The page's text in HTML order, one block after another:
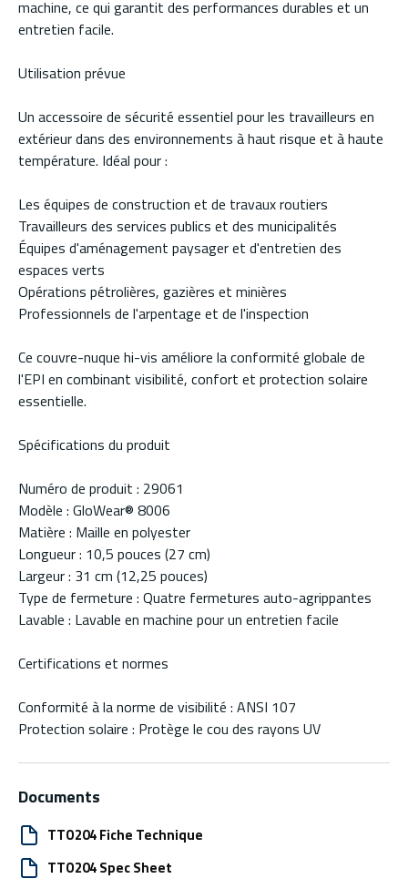
machine, ce qui garantit des performances durables et un
entretien facile.
Utilisation prévue
Un accessoire de sécurité essentiel pour les travailleurs en
extérieur dans des environnements à haut risque et à haute
température. Idéal pour :
Les équipes de construction et de travaux routiers
Travailleurs des services publics et des municipalités
Équipes d'aménagement paysager et d'entretien des
espaces verts
Opérations pétrolières, gazières et minières
Professionnels de l'arpentage et de l'inspection
Ce couvre-nuque hi-vis améliore la conformité globale de
l'EPI en combinant visibilité, confort et protection solaire
essentielle.
Spécifications du produit
Numéro de produit : 29061
Modèle : GloWear® 8006
Matière : Maille en polyester
Longueur : 10,5 pouces (27 cm)
Largeur : 31 cm (12,25 pouces)
Type de fermeture : Quatre fermetures auto-agrippantes
Lavable : Lavable en machine pour un entretien facile
Certifications et normes
Conformité à la norme de visibilité : ANSI 107
Protection solaire : Protège le cou des rayons UV
Documents
TTO204 Fiche Technique
TTO204 Spec Sheet